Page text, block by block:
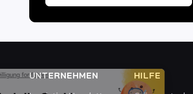
Ohne Einwilligung fortfahren
UNTERNEHMEN HILFE